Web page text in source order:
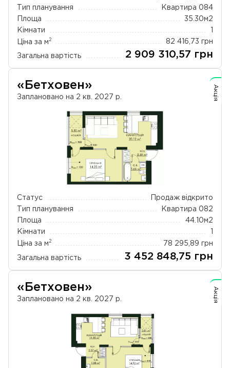
Тип планування
Квартира 084
Площа
35.30м2
Кімнати
Ціна за м 2 82 416,73 грн
Загальна вартість 2 909 310,57 грн
«Бетховен»
Заплановано на 2 кв. 2027 р.
Статус
Продаж відкрито
Тип планування
Квартира 082
Площа
44.10 м2
Кімнати
Ціна за м2 78 295,89 грн
Загальна вартість 3 452 848,75 грн
Акція
«Бетховен»
Заплановано на 2 кв. 2027 р. Акція